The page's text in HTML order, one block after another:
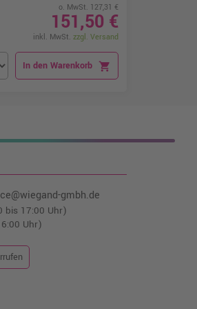
o. MwSt. 127,31 €
151,50 €
inkl. MwSt. zzgl. Versand
In den Warenkorb shopping_cart
gmbh.de
bis 17:00 Uhr)
Uhr)